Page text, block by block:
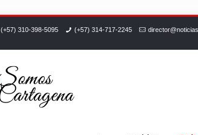
(+57) 310-398-5095 (+57) 314-717-2245